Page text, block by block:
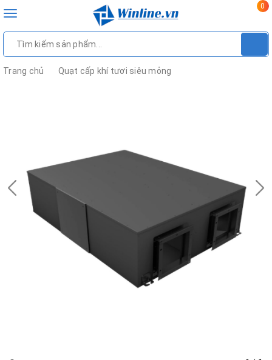
Toggle
0
Trang chủ Quạt cấp khí tươi siêu mỏng